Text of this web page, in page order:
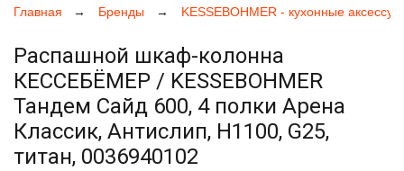
Главная Бренды KESSEBOHMER - кухонные
Распашной шкаф-колонна
КЕССЕБЁМЕР / KESSEBOHMER
Тандем Сайд 600, 4 полки Арена
Классик, Антислип, H1100, G25,
титан, 0036940102